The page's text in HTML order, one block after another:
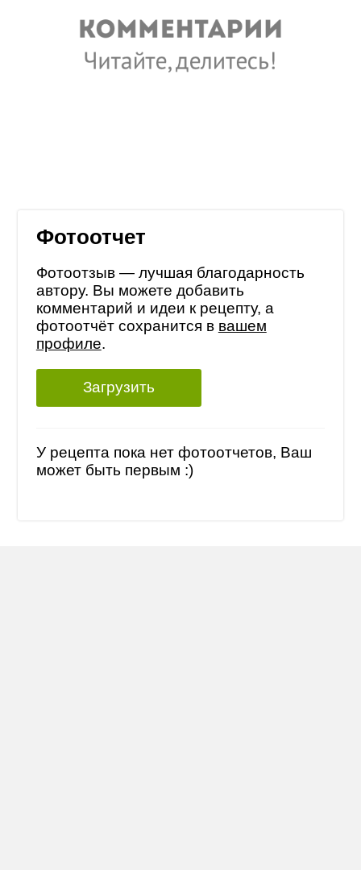
Фотоотчет
Фотоотзыв — лучшая благодарность
автору. Вы можете добавить
комментарий и идеи к рецепту, а
фотоотчёт сохранится в вашем
профиле.
Загрузить
У рецепта пока нет фотоотчетов, Ваш
может быть первым :)